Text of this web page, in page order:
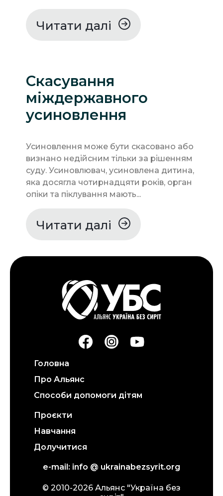
Читати далі
Скасування
міждержавного
усиновлення
Усиновлення може бути скасовано або
визнано недійсним тільки за рішенням
суду. Усиновлювач, усиновлена дитина,
яка досягла чотирнадцяти років, орган
опіки та піклування мають...
Читати далі
Головна
Про Альянс
Способи допомоги дітям
Проєкти
Навчання
Долучитися
e-mail: info @ ukrainabezsyrit.org
© 2010-2026 Альянс "Україна без